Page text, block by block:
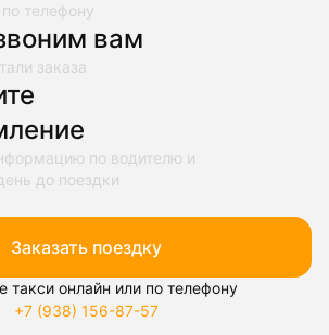
телефону
вам
заказа
по водителю и
до поездки
Заказать поездку
такси онлайн или по телефону
+7 (938) 156-87-57